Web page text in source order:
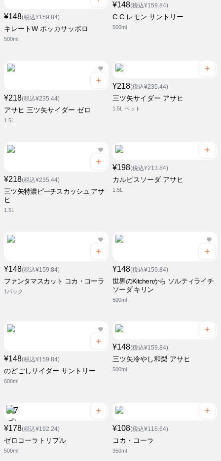
¥148(税込¥159.84)
キレートW ポッカサッポロ
500ml
¥148(税込¥159.84)
C.C.レモン サントリー
500ml
¥218(税込¥235.44)
アサヒ 三ツ矢サイダー ゼロ
1.5L
¥218(税込¥235.44)
三ツ矢サイダー アサヒ
1.5L ペット
¥218(税込¥235.44)
三ツ矢特濃ピーチスカッシュ アサ
ヒ
1.5L
¥198(税込¥213.84)
カルピスソーダ アサヒ
1.5L
¥148(税込¥159.84)
ファンタマスカット コカ・コーラ
1パック
¥148(税込¥159.84)
世界のKitchenから ソルティライチ
ソーダ キリン
500ml
¥148(税込¥159.84)
のどごしサイダー サントリー
600ml
¥148(税込¥159.84)
三ツ矢冷やし和梨 アサヒ
500ml
¥178(税込¥192.24)
ゼロコーラトリプル
500ml
¥108(税込¥116.64)
コカ・コーラ
350ml